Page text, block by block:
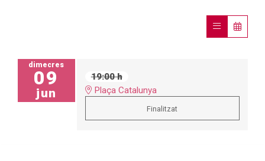
dimecres
09
jun
19:00 h
Plaça Catalunya
Finalitzat